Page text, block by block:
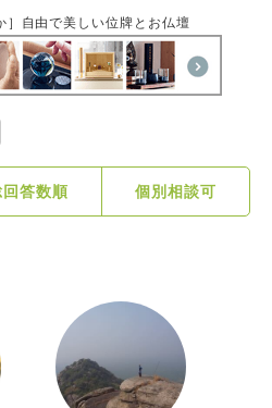
］自由で美しい位牌とお仏壇
回答数順 個別相談可